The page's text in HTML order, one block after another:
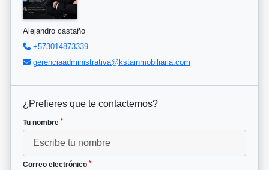
Alejandro castaño
+573014873339
gerenciaadministrativa@kstainmobiliaria.com
¿Prefieres que te contactemos?
Tu nombre *
Correo electrónico *